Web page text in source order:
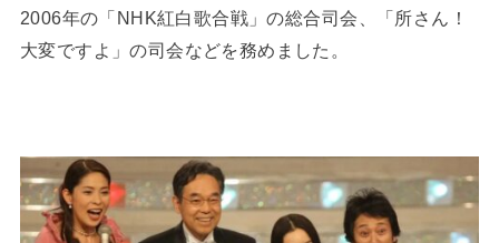
2006年の「NHK紅白歌合戦」の総合司会、「所さん！
大変ですよ」の司会などを務めました。